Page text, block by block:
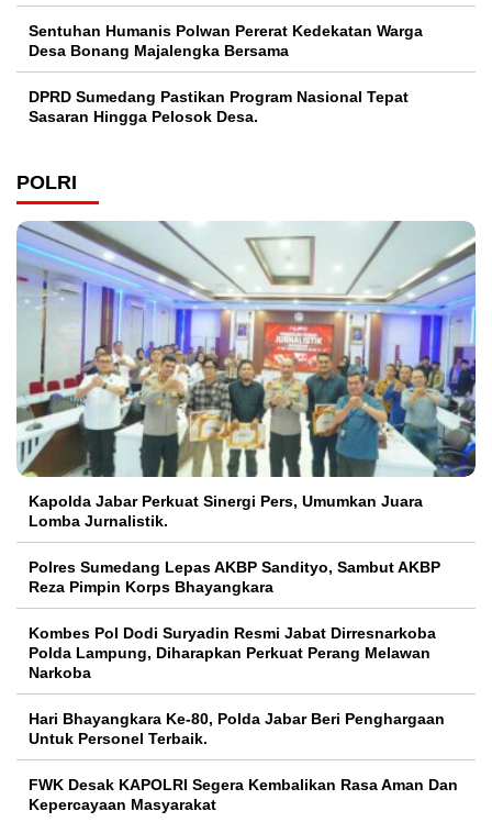
Sentuhan Humanis Polwan Pererat Kedekatan Warga
Desa Bonang Majalengka Bersama
DPRD Sumedang Pastikan Program Nasional Tepat
Sasaran Hingga Pelosok Desa.
POLRI
Kapolda Jabar Perkuat Sinergi Pers, Umumkan Juara
Lomba Jurnalistik.
Polres Sumedang Lepas AKBP Sandityo, Sambut AKBP
Reza Pimpin Korps Bhayangkara
Kombes Pol Dodi Suryadin Resmi Jabat Dirresnarkoba
Polda Lampung, Diharapkan Perkuat Perang Melawan
Narkoba
Hari Bhayangkara Ke-80, Polda Jabar Beri Penghargaan
Untuk Personel Terbaik.
FWK Desak KAPOLRI Segera Kembalikan Rasa Aman Dan
Kepercayaan Masyarakat